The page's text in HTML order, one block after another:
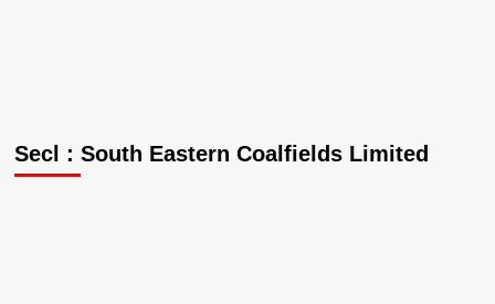
Secl : South Eastern Coalfields Limited